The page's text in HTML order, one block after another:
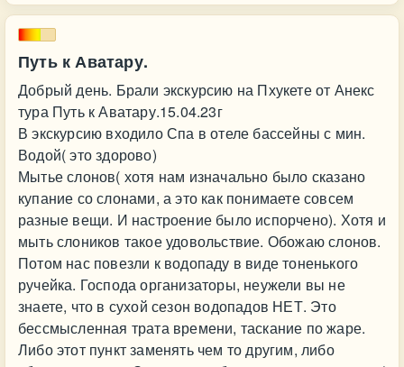
Путь к Аватару.
Добрый день. Брали экскурсию на Пхукете от Анекс
тура Путь к Аватару.15.04.23г
В экскурсию входило Спа в отеле бассейны с мин.
Водой( это здорово)
Мытье слонов( хотя нам изначально было сказано
купание со слонами, а это как понимаете совсем
разные вещи. И настроение было испорчено). Хотя и
мыть слоников такое удовольствие. Обожаю слонов.
Потом нас повезли к водопаду в виде тоненького
ручейка. Господа организаторы, неужели вы не
знаете, что в сухой сезон водопадов НЕТ. Это
бессмысленная трата времени, таскание по жаре.
Либо этот пункт заменять чем то другим, либо